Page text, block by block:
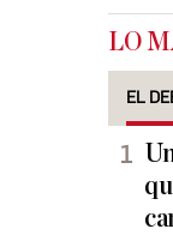
LO
EL